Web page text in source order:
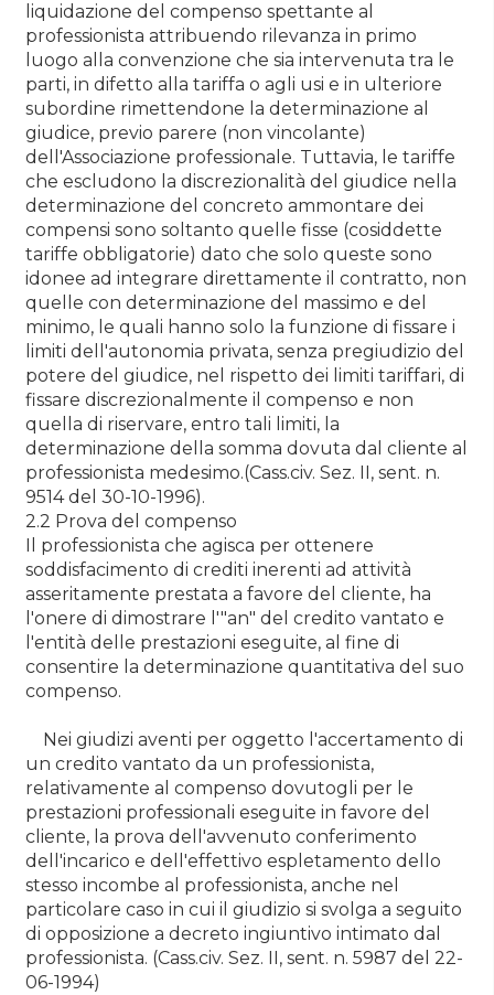
liquidazione del compenso spettante al
professionista attribuendo rilevanza in primo
luogo alla convenzione che sia intervenuta tra le
parti, in difetto alla tariffa o agli usi e in ulteriore
subordine rimettendone la determinazione al
giudice, previo parere (non vincolante)
dell'Associazione professionale. Tuttavia, le tariffe
che escludono la discrezionalità del giudice nella
determinazione del concreto ammontare dei
compensi sono soltanto quelle fisse (cosiddette
tariffe obbligatorie) dato che solo queste sono
idonee ad integrare direttamente il contratto, non
quelle con determinazione del massimo e del
minimo, le quali hanno solo la funzione di fissare i
limiti dell'autonomia privata, senza pregiudizio del
potere del giudice, nel rispetto dei limiti tariffari, di
fissare discrezionalmente il compenso e non
quella di riservare, entro tali limiti, la
determinazione della somma dovuta dal cliente al
professionista medesimo.(Cass.civ. Sez. II, sent. n.
9514 del 30-10-1996).
2.2 Prova del compenso
Il professionista che agisca per ottenere
soddisfacimento di crediti inerenti ad attività
asseritamente prestata a favore del cliente, ha
l'onere di dimostrare l'"an" del credito vantato e
l'entità delle prestazioni eseguite, al fine di
consentire la determinazione quantitativa del suo
compenso.
Nei giudizi aventi per oggetto l'accertamento di
un credito vantato da un professionista,
relativamente al compenso dovutogli per le
prestazioni professionali eseguite in favore del
cliente, la prova dell'avvenuto conferimento
dell'incarico e dell'effettivo espletamento dello
stesso incombe al professionista, anche nel
particolare caso in cui il giudizio si svolga a seguito
di opposizione a decreto ingiuntivo intimato dal
professionista. (Cass.civ. Sez. II, sent. n. 5987 del 22-
06-1994)